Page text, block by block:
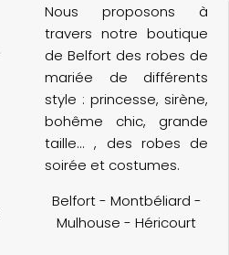
Nous proposons à
travers notre boutique
de Belfort des robes de
mariée de différents
style : princesse, sirène,
bohême chic, grande
taille... , des robes de
soirée et costumes.
Belfort - Montbéliard -
Mulhouse - Héricourt